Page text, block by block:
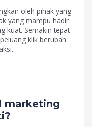
oleh pihak yang
yang mampu hadir
kuat. Semakin tepat
klik berubah
marketing